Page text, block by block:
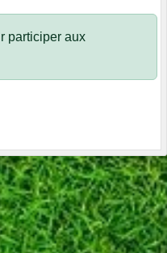
participer aux